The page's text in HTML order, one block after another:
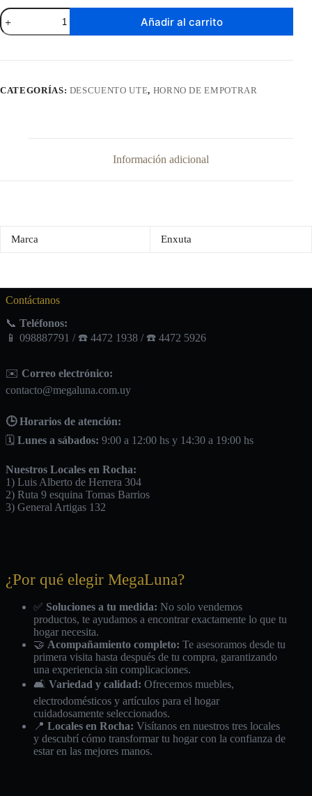
Horno
De
Empotrar
Añadir al carrito
CATEGORÍAS: DESCUENTO UTE, HORNO DE EMPOTRAR
Información adicional
Marca Enxuta
Contáctanos
📞 Teléfonos:
📱 098887791 / ☎️ 4472 1938 / ☎️ 4472 5926
✉️ Correo electrónico:
contacto@megaluna.com.uy
🕒 Horarios de atención:
🗓️ Lunes a sábados: 9:00 a 12:00 hs y 14:30 a 19:00 hs
Nuestros Locales en Rocha:
1) Luis Alberto de Herrera 304
2) Ruta 9 esquina Tomas Barrios
3) General Artigas 132
¿Por qué elegir MegaLuna?
✅ Soluciones a tu medida: No solo vendemos
productos, te ayudamos a encontrar exactamente lo que tu
hogar necesita.
🤝 Acompañamiento completo: Te asesoramos desde tu
primera visita hasta después de tu compra, garantizando
una experiencia sin complicaciones.
🛋️ Variedad y calidad: Ofrecemos muebles,
electrodomésticos y artículos para el hogar
cuidadosamente seleccionados.
📍 Locales en Rocha: Visítanos en nuestros tres locales
y descubrí cómo transformar tu hogar con la confianza de
estar en las mejores manos.